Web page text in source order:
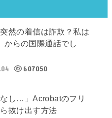
然の着信は詐欺？私は
からの国際通話でし
607050
なし…」Acrobatのフリ
抜け出す方法